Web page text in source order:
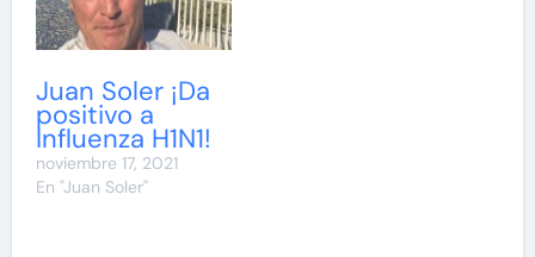
Juan Soler ¡Da
positivo a
Influenza H1N1!
noviembre 17, 2021
En "Juan Soler"